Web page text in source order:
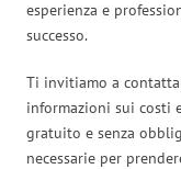
esperienza e
successo.
Ti invitiamo a
informazioni sui costi
gratuito e senza
necessarie per